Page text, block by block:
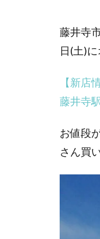
藤井寺
日(土)
【新店
藤井寺
お値段
さん買